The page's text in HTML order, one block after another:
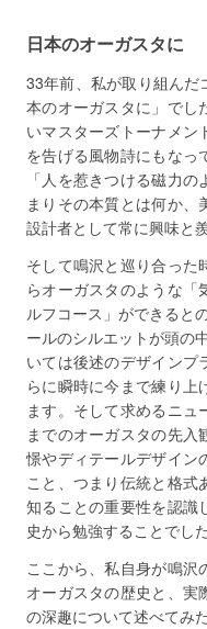
日本のオーガスタに
33年前、私が取り組んだ
本のオーガスタに」でし
いマスターズトーナメン
を告げる風物詩にもなっ
「人を惹きつける磁力
まりその本質とは何か、
設計者として常に興味と
そして鳴沢と巡り合った
らオーガスタのような
ルフコース」ができると
ールのシルエットが頭の
いては後述のデザインプ
らに瞬時に今まで練り上
ます。そして求めるニュ
までのオーガスタの先
憬やディテールデザイン
こと、つまり伝統と格式
知ることの重要性を認識
史から勉強することでした
ここから、私自身が鳴沢
オーガスタの歴史と、実
の深趣について述べてみ